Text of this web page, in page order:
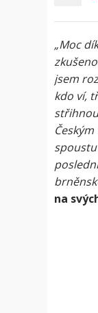
„Moc
jsem
kdo ví,
na